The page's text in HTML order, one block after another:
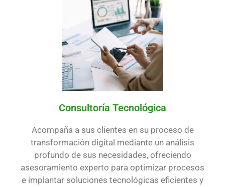
Consultoría Tecnológica
Acompaña a sus clientes en su proceso de
transformación digital mediante un análisis
profundo de sus necesidades, ofreciendo
asesoramiento experto para optimizar procesos
e implantar soluciones tecnológicas eficientes y